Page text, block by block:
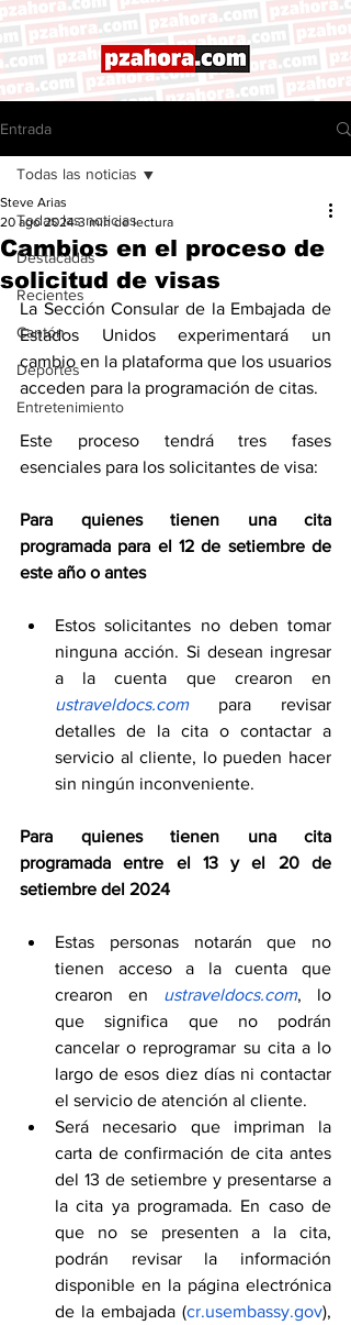
Entrada
Todas las noticias
Destacadas
Recientes
Cantón
Deportes
Entretenimiento
Todas las noticias
Cambios en el proceso de
solicitud de visas
Steve Arias
20 ago 2024 3 min de lectura
La Sección Consular de la Embajada de
Estados Unidos experimentará un
cambio en la plataforma que los usuarios
acceden para la programación de citas.
Este proceso tendrá tres fases
esenciales para los solicitantes de visa:
Para quienes tienen una cita
programada para el 12 de setiembre de
este año o antes
Estos solicitantes no deben tomar
ninguna acción. Si desean ingresar
ustraveldocs.com para revisar
detalles de la cita o contactar a
servicio al cliente, lo pueden hacer
sin ningún inconveniente.
Para quienes tienen una cita
programada entre el 13 y el 20 de
setiembre del 2024
Estas personas notarán que no
tienen acceso a la cuenta que
crearon en ustraveldocs.com, lo
que significa que no podrán
cancelar o reprogramar su cita a lo
largo de esos diez días ni contactar
el servicio de atención al cliente.
Será necesario que impriman la
carta de confirmación de cita antes
del 13 de setiembre y presentarse a
la cita ya programada. En caso de
que no se presenten a la cita,
podrán revisar la información
disponible en la página electrónica
de la embajada (cr.usembassy.gov),